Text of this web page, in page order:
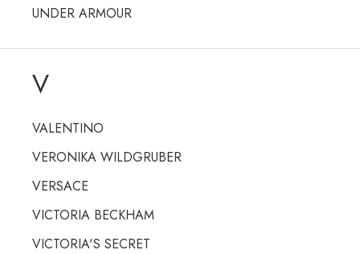
UNDER ARMOUR
V
VALENTINO
VERONIKA WILDGRUBER
VERSACE
VICTORIA BECKHAM
VICTORIA'S SECRET